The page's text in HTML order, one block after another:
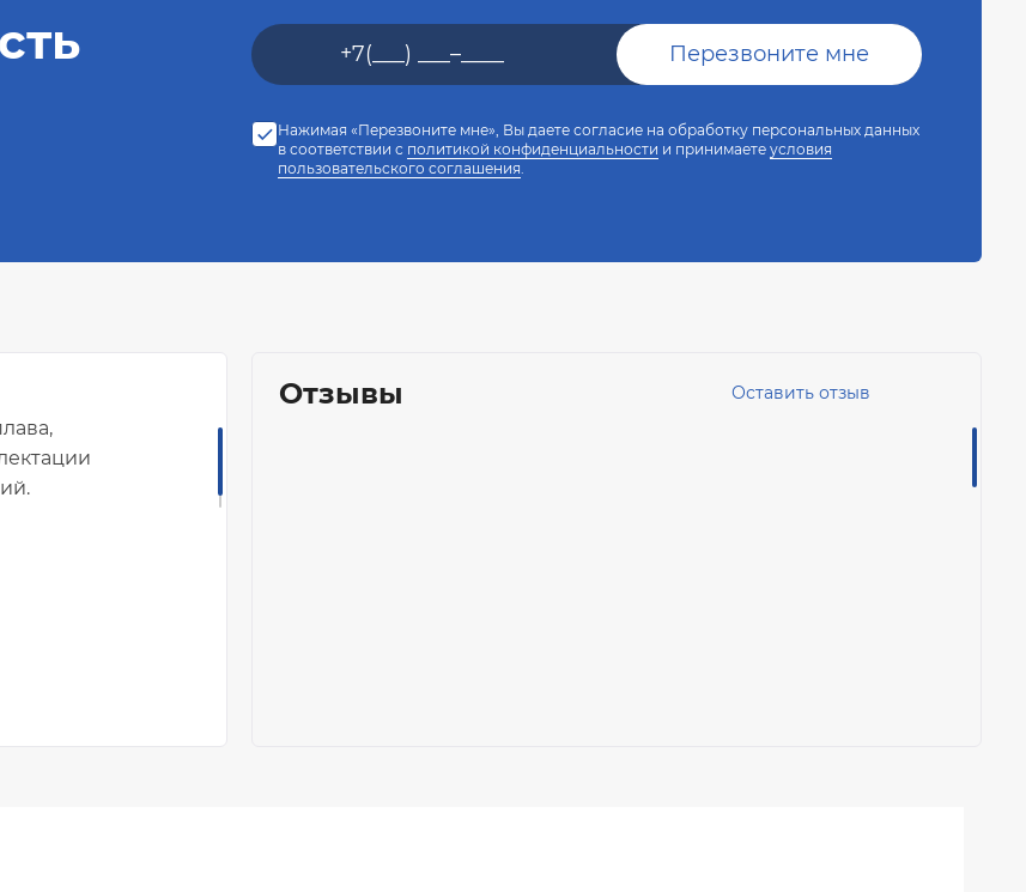
Нажимая «Перезвоните мне», Вы даете согласие на обработку персональных данных
в соответствии с политикой конфиденциальности и принимаете условия
пользовательского соглашения.
Отзывы Оставить отзыв